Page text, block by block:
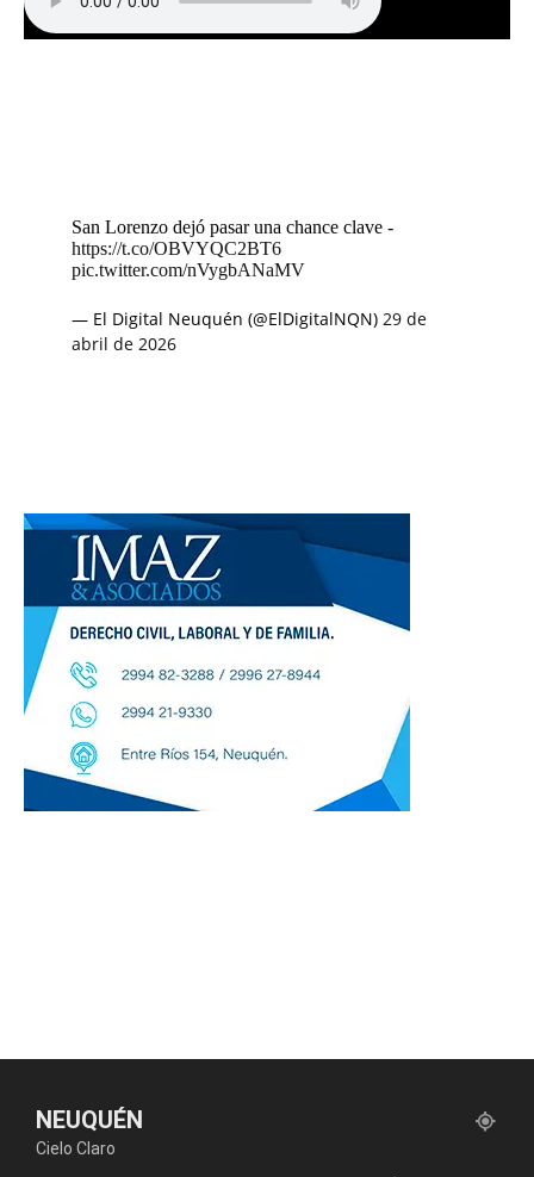
San Lorenzo dejó pasar una chance clave -
https://t.co/OBVYQC2BT6
pic.twitter.com/nVygbANaMV
— El Digital Neuquén (@ElDigitalNQN) 29 de
abril de 2026
NEUQUÉN
Cielo Claro